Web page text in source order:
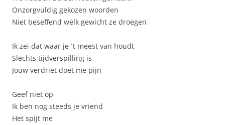
Onzorgvuldig gekozen woorden
Niet beseffend welk gewicht ze droegen
Ik zei dat waar je ´t meest van houdt
Slechts tijdverspilling is
Jouw verdriet doet me pijn
Geef niet op
Ik ben nog steeds je vriend
Het spijt me